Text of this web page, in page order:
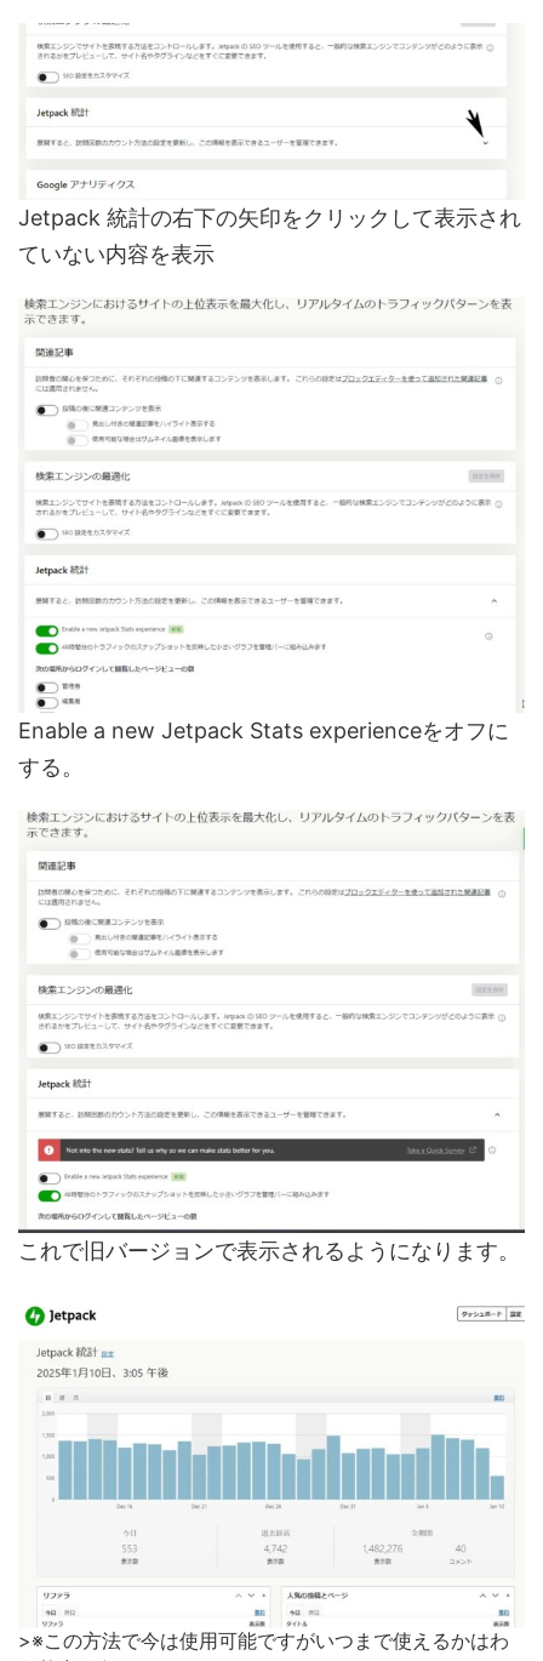
Jetpack 統計の右下の矢印をクリックして表示され
ていない内容を表示
Enable a new Jetpack Stats experienceをオフに
する。
これで旧バージョンで表示されるようになります。
>※この方法で今は使用可能ですがいつまで使えるかはわ